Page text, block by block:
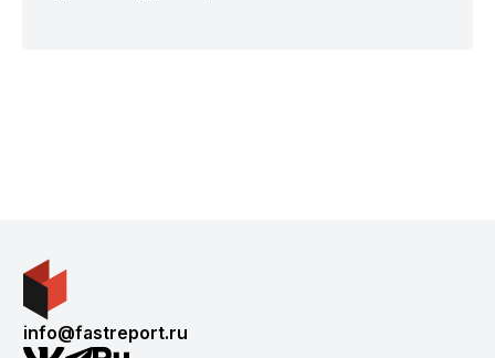
info@fastreport.ru